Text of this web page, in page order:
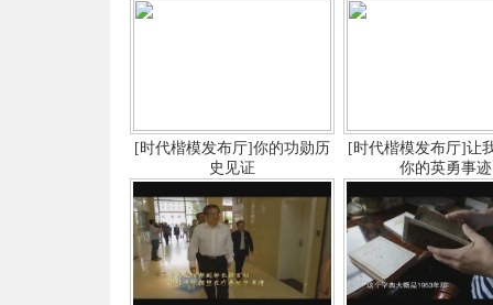
[时代楷模发布厅]你的功勋历
史见证
[时代楷模发布厅]让
你的英勇事迹